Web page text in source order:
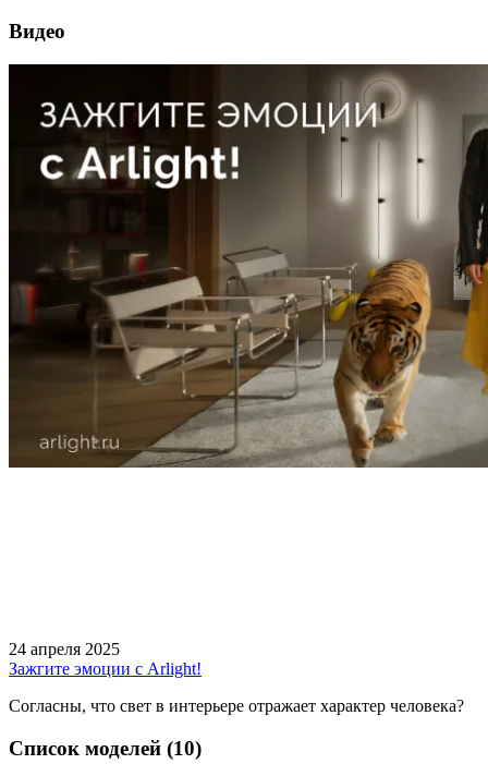
Видео
24 апреля 2025
Зажгите эмоции с Arlight!
Согласны, что свет в интерьере отражает характер человека?
Список моделей (10)